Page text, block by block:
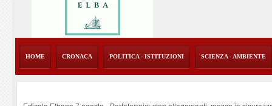
HOME CRONACA POLITICA - ISTITUZIONI SCIENZA - AMBIENTE